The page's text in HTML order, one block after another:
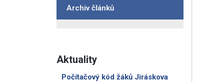
Archiv článků
Aktuality
Počítačový kód žáků Jiráskova